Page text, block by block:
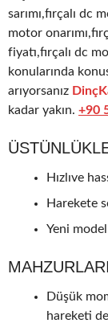
sarımı,fırçalı dc
motor
fiyatı,fırçalı dc
konularında
arıyorsanız
kadar yakın. +90
Hızlıve
Harekete
Yeni
MAHZURLARI
Düşük
hareketi